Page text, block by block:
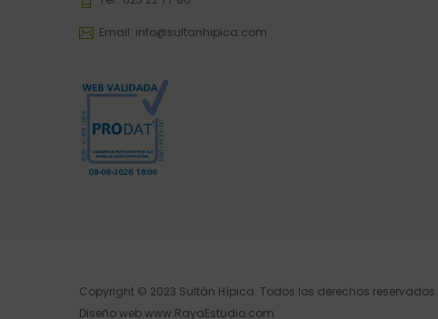
Email: info@sultanhipica.com
Copyright © 2023 Sultán Hípica. Todos los derechos reservados.
Diseño webwww.RayaEstudio.com